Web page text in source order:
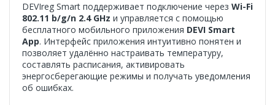
DEVIreg Smart поддерживает подключение через Wi-Fi
802.11 b/g/n 2.4 GHz и управляется с помощью
бесплатного мобильного приложения DEVI Smart
App. Интерфейс приложения интуитивно понятен и
позволяет удалённо настраивать температуру,
составлять расписания, активировать
энергосберегающие режимы и получать уведомления
об ошибках.